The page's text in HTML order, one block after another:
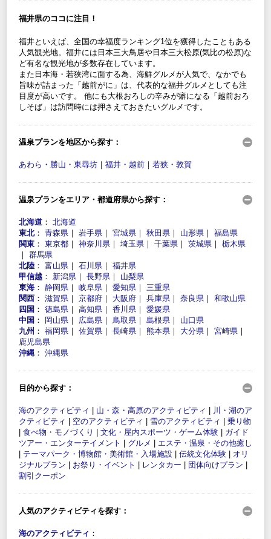
福井県のココに注目！
福井といえば、全国の幸福度ランキング1位を獲得したこともある
人気観光地。福井には日本三大鳥居や日本三大松原(気比の松原)な
ど有名な観光地が多数存在しています。
また日本海・若狭湾に面する為、海鮮グルメが人気で、なかでも
旨味が詰まった「越前がに」は、代表的な福井グルメとしても注
目度が高いです。 他にも大根おろしの辛みが癖になる「越前おろ
しそば」は訪問時には押さえておきたいグルメです。
温泉プランを地区から探す：
あわら・勝山・東尋坊 ｜ 福井・越前 ｜ 若狭・敦賀
温泉プランをエリア・都道府県から探す：
北海道 ： 北海道
東北： 青森県 ｜ 岩手県 ｜ 宮城県 ｜ 秋田県 ｜ 山形県 ｜ 福島県
関東 ： 東京都 ｜ 神奈川県 ｜ 埼玉県 ｜ 千葉県 ｜ 茨城県 ｜ 栃木県
｜ 群馬県
北陸 ： 富山県 ｜ 石川県 ｜ 福井県
甲信越 ： 新潟県 ｜ 長野県 ｜ 山梨県
東海 ： 静岡県 ｜ 岐阜県 ｜ 愛知県 ｜ 三重県
関西 ： 滋賀県 ｜ 京都府 ｜ 大阪府 ｜ 兵庫県 ｜ 奈良県 ｜ 和歌山県
四国 ： 徳島県 ｜ 高知県 ｜ 香川県 ｜ 愛媛県
中国 ： 岡山県 ｜ 広島県 ｜ 鳥取県 ｜ 島根県 ｜ 山口県
九州 ： 福岡県 ｜ 佐賀県 ｜ 長崎県 ｜ 熊本県 ｜ 大分県 ｜ 宮崎県 ｜
鹿児島県
沖縄 ： 沖縄県
目的から探す：
海のアクティビティ 山・森・高原のアクティビティ
川・湖のア
クティビティ
空のアクティビティ 雪のアクティビティ
乗り物
食べ物・モノづくり 文化・屋内スポーツ・ゲーム体験
ガイド
ツアー・エンターテイメント
グルメ
エステ・温泉・その他癒し
テーマパーク・博物館・美術館・入場施設 伝統文化体験
オリ
ジナルプラン
お祭り・イベント レンタカー 団体向けプラン
割引クーポン
人気のアクティビティを探す：
海のアクティビティ ：